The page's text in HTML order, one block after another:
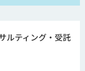
ルティング・受託